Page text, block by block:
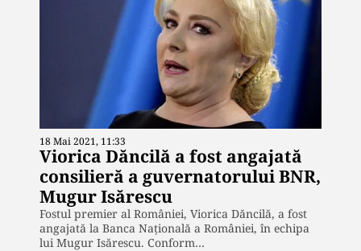
18 Mai 2021, 11:33
Viorica Dăncilă a fost angajată
consilieră a guvernatorului BNR,
Mugur Isărescu
Fostul premier al României, Viorica Dăncilă, a fost
angajată la Banca Națională a României, în echipa
lui Mugur Isărescu. Conform…